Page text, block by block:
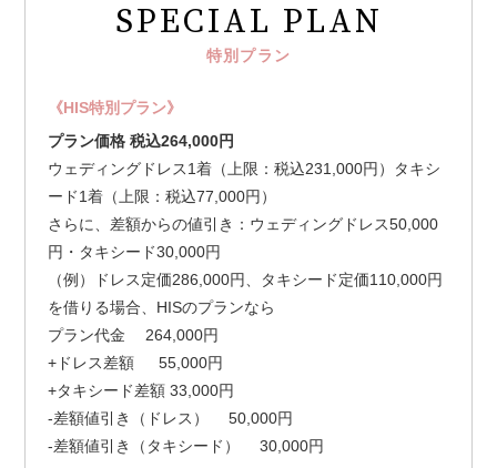
SPECIAL PLAN
特別プラン
《HIS特別プラン》
プラン価格 税込264,000円
ウェディングドレス1着（上限：税込231,000円）タキシ
ード1着（上限：税込77,000円）
さらに、差額からの値引き：ウェディングドレス50,000
円・タキシード30,000円
（例）ドレス定価286,000円、タキシード定価110,000円
を借りる場合、HISのプランなら
プラン代金 264,000円
+ドレス差額 55,000円
+タキシード差額 33,000円
-差額値引き（ドレス） 50,000円
-差額値引き（タキシード） 30,000円